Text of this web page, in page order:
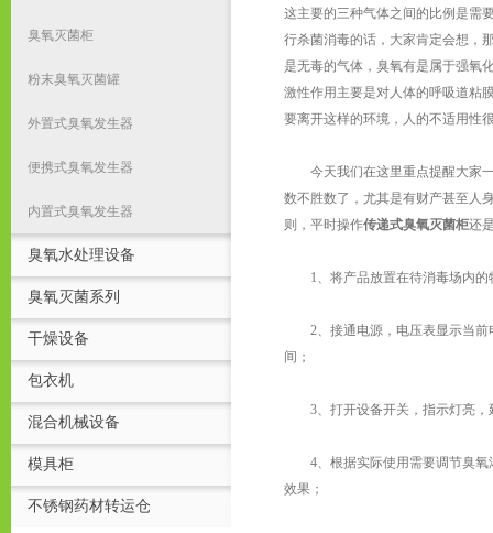
臭氧灭菌柜
粉末臭氧灭菌罐
外置式臭氧发生器
便携式臭氧发生器
内置式臭氧发生器
臭氧水处理设备
臭氧灭菌系列
干燥设备
包衣机
混合机械设备
模具柜
不锈钢药材转运仓
这主要的三种气体之间的比例是需
行杀菌消毒的话，大家肯定会想，
是无毒的气体，臭氧有是属于强氧
激性作用主要是对人体的呼吸道粘
要离开这样的环境，人的不适用性
今天我们在这里重点提醒大家一
数不胜数了，尤其是有财产甚至人
则，平时操作传递式臭氧灭菌柜还
1、将产品放置在待消毒场内的
2、接通电源，电压表显示当前
间；
3、打开设备开关，指示灯亮，
4、根据实际使用需要调节臭氧
效果；